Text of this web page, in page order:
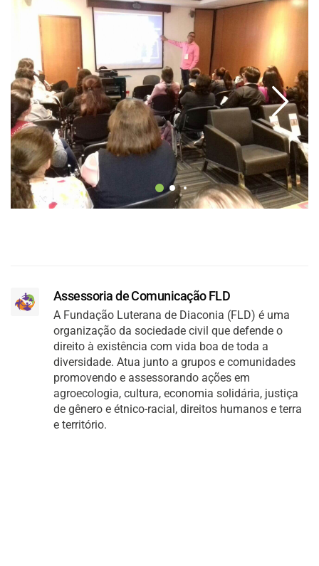
Assessoria de Comunicação FLD
A Fundação Luterana de Diaconia (FLD) é uma
organização da sociedade civil que defende o
direito à existência com vida boa de toda a
diversidade. Atua junto a grupos e comunidades
promovendo e assessorando ações em
agroecologia, cultura, economia solidária, justiça
de gênero e étnico-racial, direitos humanos e terra
e território.